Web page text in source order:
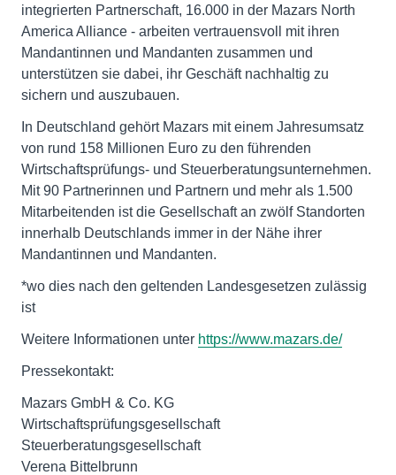
integrierten Partnerschaft, 16.000 in der Mazars North
America Alliance - arbeiten vertrauensvoll mit ihren
Mandantinnen und Mandanten zusammen und
unterstützen sie dabei, ihr Geschäft nachhaltig zu
sichern und auszubauen.
In Deutschland gehört Mazars mit einem Jahresumsatz
von rund 158 Millionen Euro zu den führenden
Wirtschaftsprüfungs- und Steuerberatungsunternehmen.
Mit 90 Partnerinnen und Partnern und mehr als 1.500
Mitarbeitenden ist die Gesellschaft an zwölf Standorten
innerhalb Deutschlands immer in der Nähe ihrer
Mandantinnen und Mandanten.
*wo dies nach den geltenden Landesgesetzen zulässig
ist
Weitere Informationen unter https://www.mazars.de/
Pressekontakt:
Mazars GmbH & Co. KG
Wirtschaftsprüfungsgesellschaft
Steuerberatungsgesellschaft
Verena Bittelbrunn